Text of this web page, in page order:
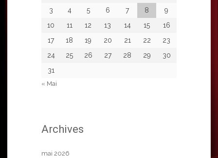
3
4 5 6 7 8
9
10
11 12 13 14 15
16
17
18 19 20 21 22
23
24
25 26 27 28 29
30
31
« Mai
Archives
mai 2026